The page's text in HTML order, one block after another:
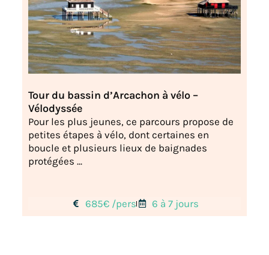
Tour du bassin d’Arcachon à vélo –
Vélodyssée
Pour les plus jeunes, ce parcours propose de
petites étapes à vélo, dont certaines en
boucle et plusieurs lieux de baignades
protégées ...
685€ /pers 6 à 7 jours